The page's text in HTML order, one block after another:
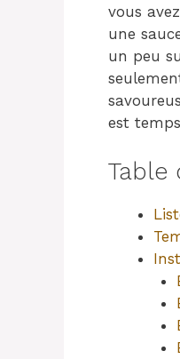
vous
une
un peu
est
Table